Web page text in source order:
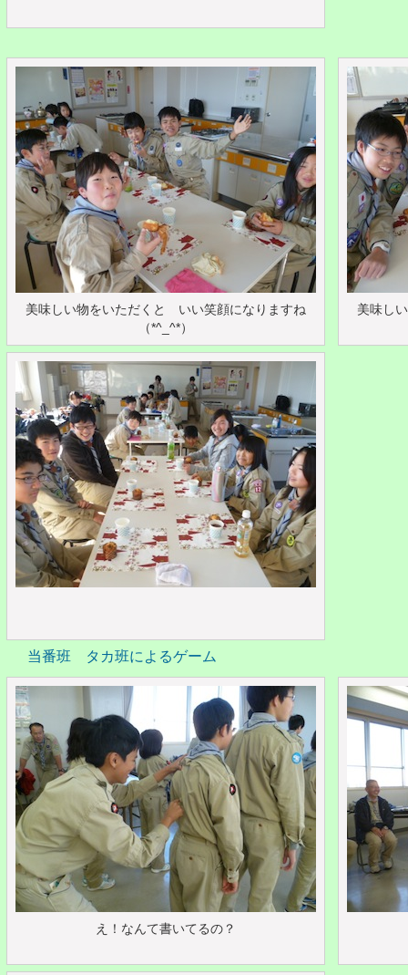
美味しい物をいただくと いい笑顔になりますね
（*^_^*）
美味し
当番班 タカ班によるゲーム
え！なんて書いてるの？